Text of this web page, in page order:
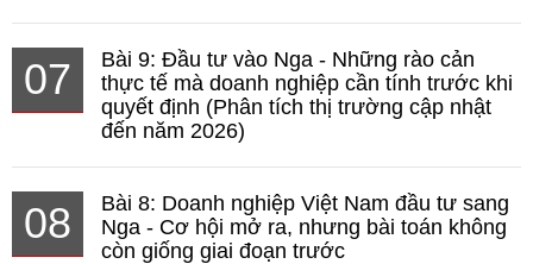
07
Bài 9: Đầu tư vào Nga - Những rào cản
thực tế mà doanh nghiệp cần tính trước khi
quyết định (Phân tích thị trường cập nhật
đến năm 2026)
08
Bài 8: Doanh nghiệp Việt Nam đầu tư sang
Nga - Cơ hội mở ra, nhưng bài toán không
còn giống giai đoạn trước